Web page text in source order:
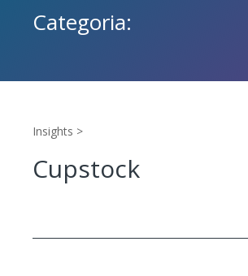
Categoria:
Insights >
Cupstock